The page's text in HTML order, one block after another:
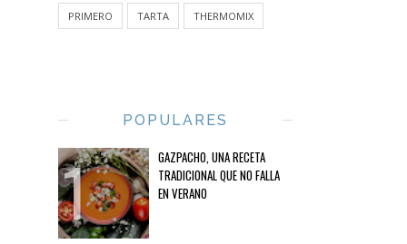
PRIMERO TARTA THERMOMIX
POPULARES
GAZPACHO, UNA RECETA
TRADICIONAL QUE NO FALLA
EN VERANO